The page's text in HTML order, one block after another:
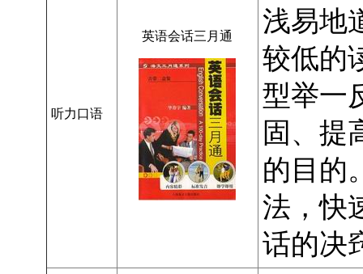
听力口语
英语会话三月通
浅易地
较低的
型举一
固、提
的目的
法，快
话的决